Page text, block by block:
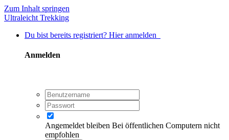
Zum Inhalt springen
Ultraleicht Trekking
Du bist bereits registriert? Hier anmelden
Anmelden
Angemeldet bleiben Bei öffentlichen Computern nicht
empfohlen